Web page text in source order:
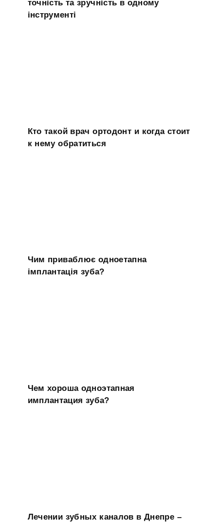
точність та зручність в одному
інструменті
Кто такой врач ортодонт и когда стоит
к нему обратиться
Чим приваблює одноетапна
імплантація зуба?
Чем хороша одноэтапная
имплантация зуба?
Лечении зубных каналов в Днепре –